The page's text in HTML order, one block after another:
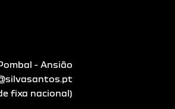
- Ansião
fixa nacional)